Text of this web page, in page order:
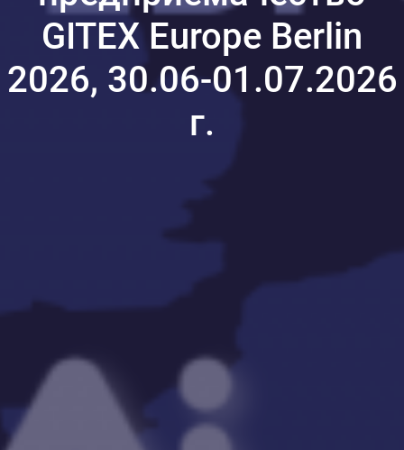
GITEX Europe Berlin
2026, 30.06-01.07.2026
г.